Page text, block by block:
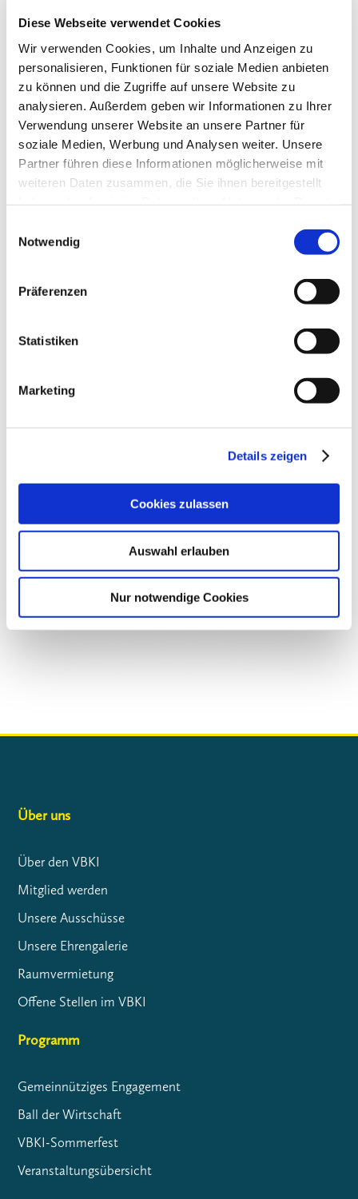
Diese Webseite verwendet Cookies
Wir verwenden Cookies, um Inhalte und Anzeigen zu
personalisieren, Funktionen für soziale Medien anbieten
zu können und die Zugriffe auf unsere Website zu
analysieren. Außerdem geben wir Informationen zu Ihrer
Verwendung unserer Website an unsere Partner für
soziale Medien, Werbung und Analysen weiter. Unsere
Partner führen diese Informationen möglicherweise mit
weiteren Daten zusammen, die Sie ihnen bereitgestellt
Notwendig
Präferenzen
Statistiken
Marketing
Details zeigen
Cookies zulassen
Auswahl erlauben
Nur notwendige Cookies
Über uns
Über den VBKI
Mitglied werden
Unsere Ausschüsse
Unsere Ehrengalerie
Raumvermietung
Offene Stellen im VBKI
Programm
Gemeinnütziges Engagement
Ball der Wirtschaft
VBKI-Sommerfest
Veranstaltungsübersicht